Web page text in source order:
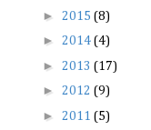
► 2015 (8)
► 2014 (4)
► 2013 (17)
► 2012 (9)
► 2011 (5)